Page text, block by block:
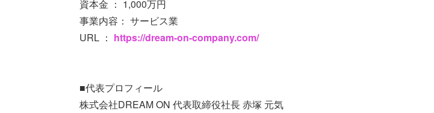
資本金 ： 1,000万円
事業内容： サービス業
URL ： https://dream-on-company.com/
■代表プロフィール
株式会社DREAM ON 代表取締役社長 赤塚 元気